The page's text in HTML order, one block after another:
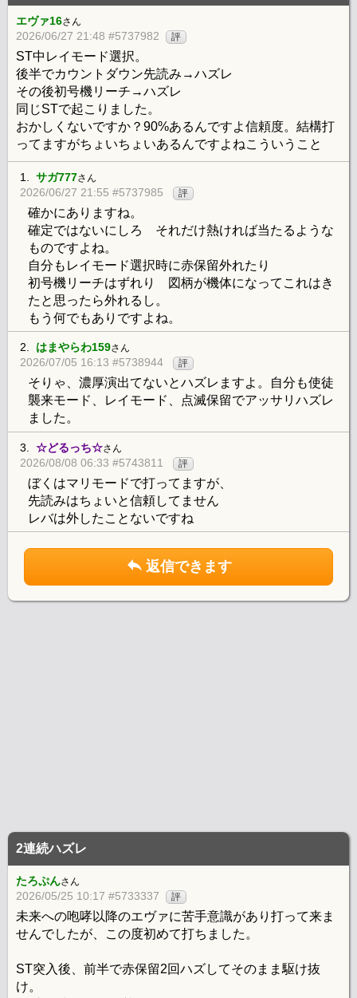
エヴァ16さん
2026/06/27 21:48 #5737982 評
ST中レイモード選択。
後半でカウントダウン先読み→ハズレ
その後初号機リーチ→ハズレ
同じSTで起こりました。
おかしくないですか？90%あるんですよ信頼度。結構打
ってますがちょいちょいあるんですよねこういうこと
1. サガ777さん
2026/06/27 21:55 #5737985 評
確かにありますね。
確定ではないにしろ それだけ熱ければ当たるような
ものですよね。
自分もレイモード選択時に赤保留外れたり
初号機リーチはずれり 図柄が機体になってこれはき
たと思ったら外れるし。
もう何でもありですよね。
2. はまやらわ159さん
2026/07/05 16:13 #5738944 評
そりゃ、濃厚演出てないとハズレますよ。自分も使徒
襲来モード、レイモード、点滅保留でアッサリハズレ
ました。
3. ☆どるっち☆さん
2026/08/08 06:33 #5743811 評
ぼくはマリモードで打ってますが、
先読みはちょいと信頼してません
レバは外したことないですね
返信できます
2連続ハズレ
たろぷんさん
2026/05/25 10:17 #5733337 評
未来への咆哮以降のエヴァに苦手意識があり打って来ま
せんでしたが、この度初めて打ちました。
ST突入後、前半で赤保留2回ハズしてそのまま駆け抜
け。